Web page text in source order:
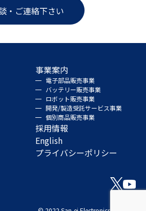
・ご連絡下さい
事業案内
電子部品販売事業
バッテリー販売事業
ロボット販売事業
開発/製造受託サービス事業
個別商品販売事業
採用情報
English
プライバシーポリシー